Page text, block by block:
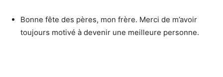
Bonne fête des pères, mon frère. Merci de m’avoir
toujours motivé à devenir une meilleure personne.